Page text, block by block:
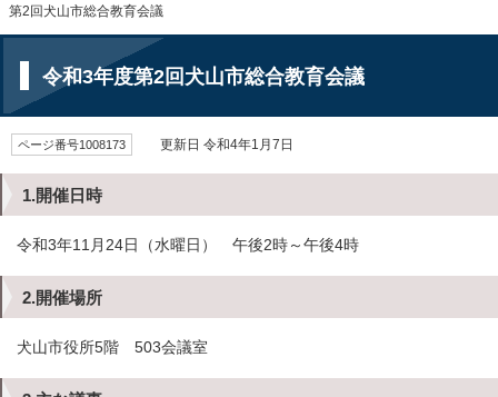
第2回犬山市総合教育会議
令和3年度第2回犬山市総合教育会議
ページ番号1008173 更新日 令和4年1月7日
1.開催日時
令和3年11月24日（水曜日） 午後2時～午後4時
2.開催場所
犬山市役所5階 503会議室